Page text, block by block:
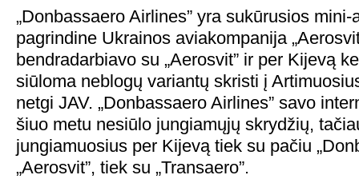
„Donbassaero Airlines” yra sukūrusios mini-
pagrindine Ukrainos aviakompanija
bendradarbiavo su „Aerosvit” ir per Kijevą
siūloma neblogų variantų skristi į
netgi JAV. „Donbassaero Airlines” savo
šiuo metu nesiūlo jungiamųjų skrydžių,
jungiamuosius per Kijevą tiek su pačiu
„Aerosvit”, tiek su „Transaero”.